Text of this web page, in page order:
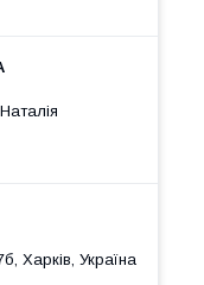
Харків, Україна